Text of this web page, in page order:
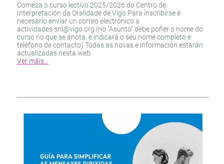
Comeza o curso lectivo 2025/2026 do Centro de
Interpretación da Oralidade de Vigo Para inscribirse é
necesario enviar un correo electrónico a
actividades.snl@vigo.org (no "Asunto" debe poñer o nome do
curso no que se anota, e indicará o seu nome completo e
teléfono de contacto) Todas as novas e información estarán
actualizadas nesta web
Ver máis…